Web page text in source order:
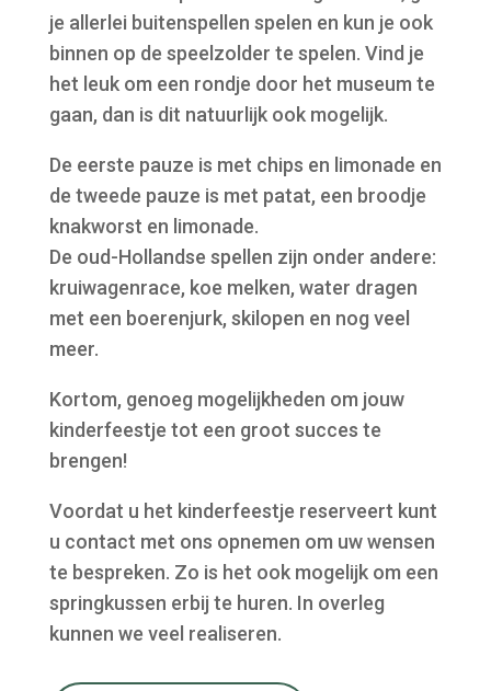
je allerlei buitenspellen spelen en kun je ook
binnen op de speelzolder te spelen. Vind je
het leuk om een rondje door het museum te
gaan, dan is dit natuurlijk ook mogelijk.
De eerste pauze is met chips en limonade en
de tweede pauze is met patat, een broodje
knakworst en limonade.
De oud-Hollandse spellen zijn onder andere:
kruiwagenrace, koe melken, water dragen
met een boerenjurk, skilopen en nog veel
meer.
Kortom, genoeg mogelijkheden om jouw
kinderfeestje tot een groot succes te
brengen!
Voordat u het kinderfeestje reserveert kunt
u contact met ons opnemen om uw wensen
te bespreken. Zo is het ook mogelijk om een
springkussen erbij te huren. In overleg
kunnen we veel realiseren.